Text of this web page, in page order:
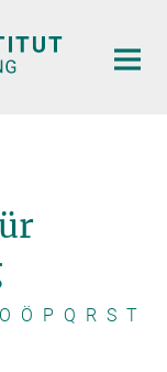
O Ö P Q R S T